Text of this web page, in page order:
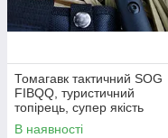
Томагавк тактичний SOG
FIBQQ, туристичний
топірець, супер якість
В наявності